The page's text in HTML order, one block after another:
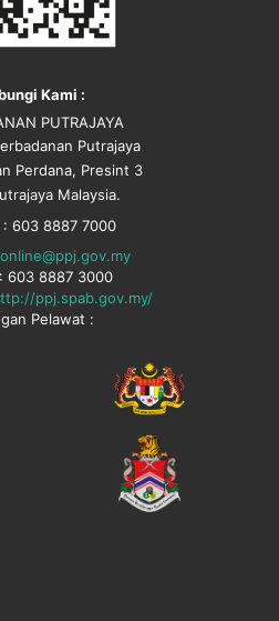
Kami :
PUTRAJAYA
Putrajaya
Perdana, Presint 3
Malaysia.
603 8887 7000
603 8887 3000
ppj.spab.gov.my/
Pelawat :